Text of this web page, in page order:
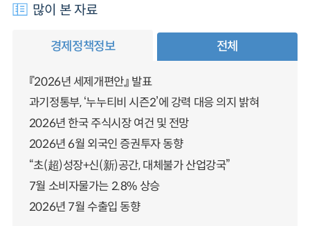
많이 본 자료
경제정책정보 전체
『2026년 세제개편안』 발표
과기정통부, ‘누누티비 시즌2’에 강력 대응 의지 밝혀
2026년 한국 주식시장 여건 및 전망
2026년 6월 외국인 증권투자 동향
“초(超)성장+신(新)공간, 대체불가 산업강국”
7월 소비자물가는 2.8% 상승
2026년 7월 수출입 동향